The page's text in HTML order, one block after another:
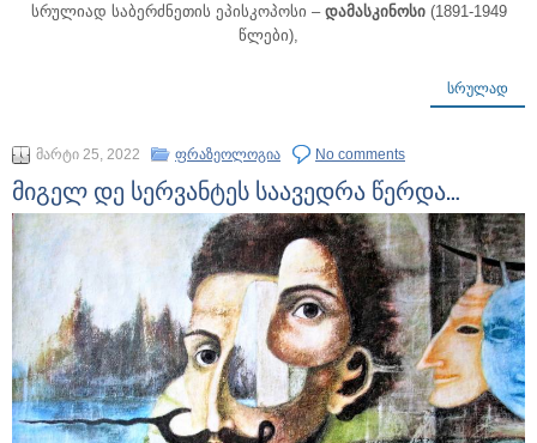
სრულიად საბერძნეთის ეპისკოპოსი – დამასკინოსი(1891-1949
წლები),
ᲡᲠᲣᲚᲐᲓ
მარტი 25, 2022 ფრაზეოლოგია No comments
მიგელ დე სერვანტეს საავედრა წერდა…